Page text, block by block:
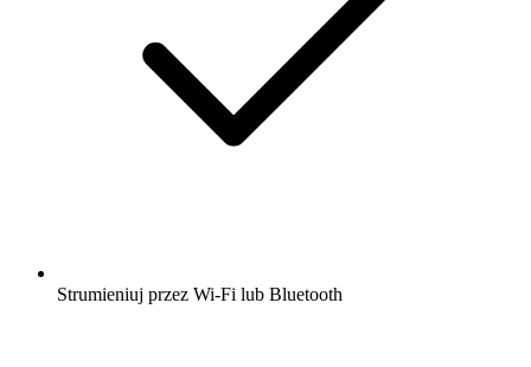
Strumieniuj przez Wi-Fi lub Bluetooth